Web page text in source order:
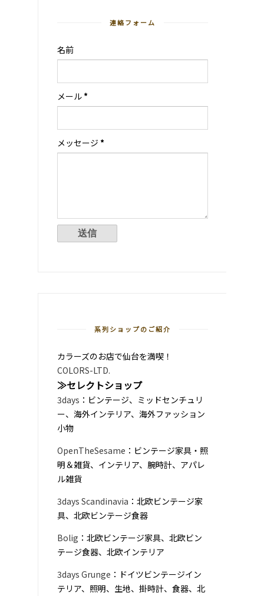
連絡フォーム
名前
メール *
メッセージ *
系列ショップのご紹介
カラーズのお店で仙台を満喫！
COLORS-LTD.
≫セレクトショップ
3days ：ビンテージ、ミッドセンチュリ
ー、海外インテリア、海外ファッション
小物
OpenTheSesame ：ビンテージ家具・照
明＆雑貨、インテリア、腕時計、アパレ
ル雑貨
3days Scandinavia ：北欧ビンテージ家
具、北欧ビンテージ食器
Bolig ：北欧ビンテージ家具、北欧ビン
テージ食器、北欧インテリア
3days Grunge ：ドイツビンテージイン
テリア、照明、生地、掛時計、食器、北